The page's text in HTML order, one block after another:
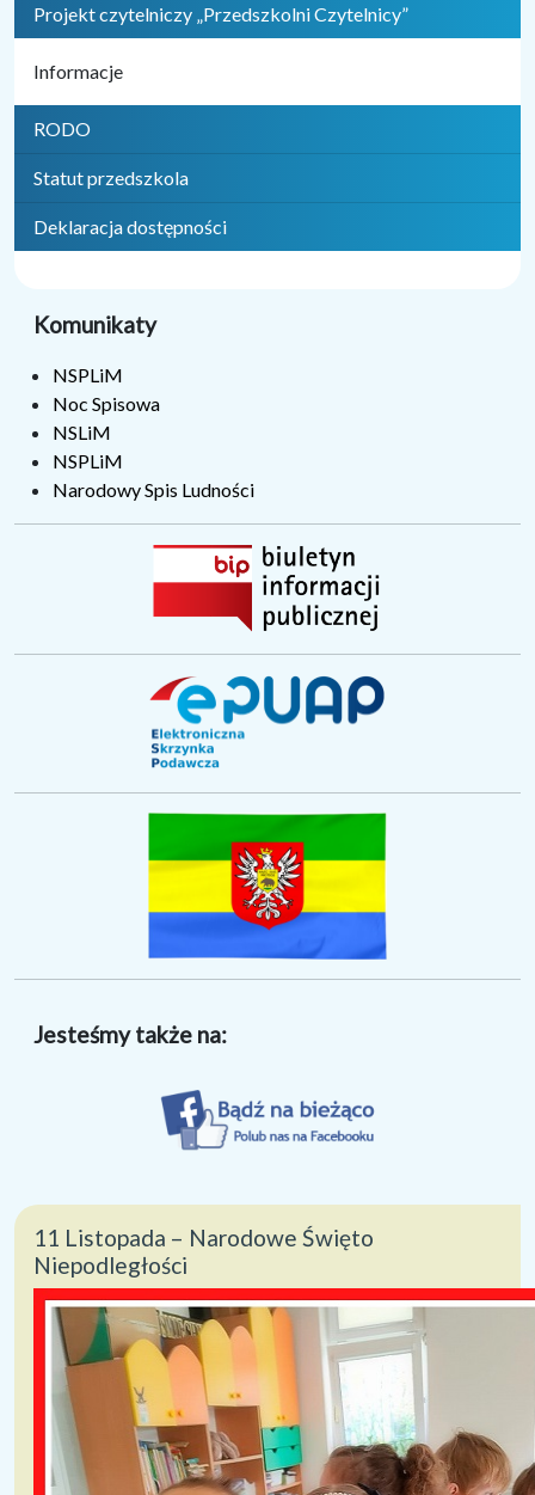
Projekt czytelniczy „Przedszkolni Czytelnicy”
Informacje
RODO
Statut przedszkola
Deklaracja dostępności
Komunikaty
NSPLiM
Noc Spisowa
NSLiM
NSPLiM
Narodowy Spis Ludności
Jesteśmy także na:
11 Listopada – Narodowe Święto
Niepodległości